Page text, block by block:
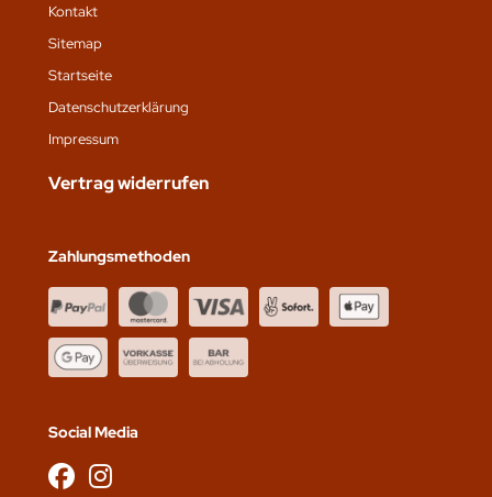
Kontakt
Sitemap
Startseite
Datenschutz­erklärung
Impressum
Vertrag widerrufen
Zahlungsmethoden
Social Media